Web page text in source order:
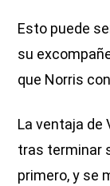
Esto puede
su
que Norris
La ventaja de
tras terminar
primero, y se